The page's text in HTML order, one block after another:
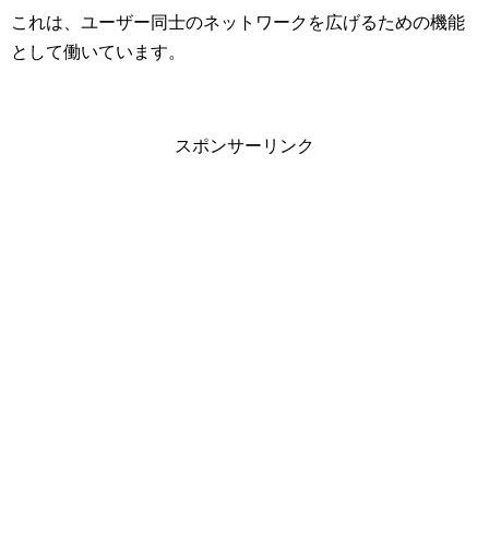
これは、ユーザー同士のネットワークを広げるための機能
として働いています。
スポンサーリンク